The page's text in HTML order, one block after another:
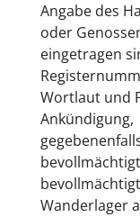
Angabe des
oder
eingetragen
Wortlaut und
Ankündigung,
Wanderlager